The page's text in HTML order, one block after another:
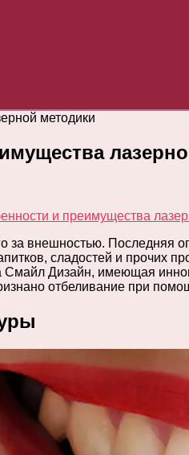
методики
внешностью. Последняя
сладостей и прочих
Смайл Дизайн, имеющая
отбеливание при